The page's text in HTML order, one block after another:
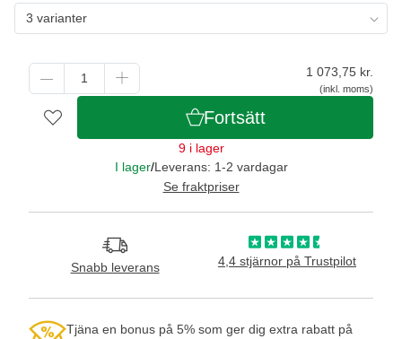
3 varianter
1 073,75 kr.
(inkl. moms)
Fortsätt
9 i lager
I lager/Leverans: 1-2 vardagar
Se fraktpriser
Snabb leverans 4,4 stjärnor på Trustpilot
Tjäna en bonus på 5% som ger dig extra rabatt på